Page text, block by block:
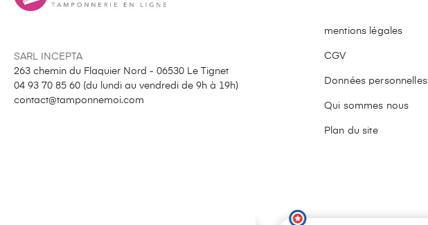
SARL INCEPTA
263 chemin du Flaquier Nord - 06530 Le Tignet
04 93 70 85 60 (du lundi au vendredi de 9h à 19h)
contact@tamponnemoi.com
mentions légales
CGV
Données personnelles
Qui sommes nous
Plan du site